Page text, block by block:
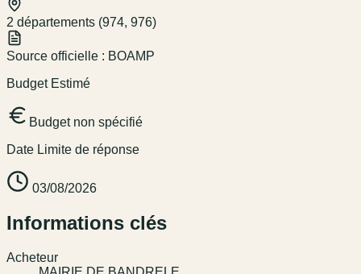
2 départements (974, 976)
Source officielle : BOAMP
Budget Estimé
Budget non spécifié
Date Limite de réponse
03/08/2026
Informations clés
Acheteur